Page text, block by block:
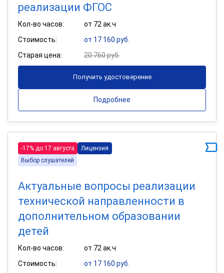
реализации ФГОС
Кол-во часов:
от 72 ак.ч
Стоимость:
от 17 160 руб.
Старая цена:
20 760 руб.
Получить удостоверение
Подробнее
-17% до 17 августа
Лицензия
Выбор слушателей
Актуальные вопросы реализации
технической направленности в
дополнительном образовании
детей
Кол-во часов:
от 72 ак.ч
Стоимость:
от 17 160 руб.